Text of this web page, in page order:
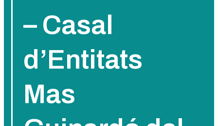
– Casal
d’Entitats
Mas